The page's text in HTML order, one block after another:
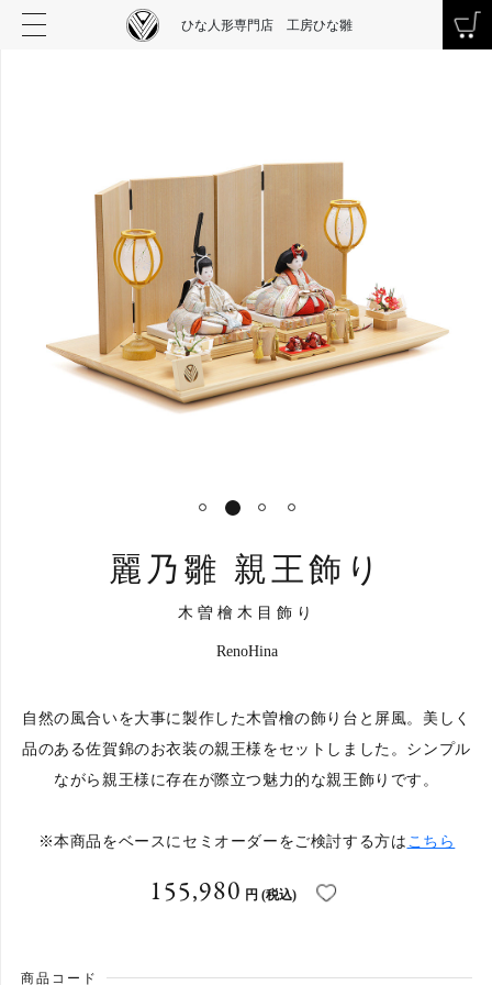
ひな人形専門店 工房ひな雛
1 3 4
麗乃雛 親王飾り
木曽檜木目飾り
RenoHina
自然の風合いを大事に製作した木曽檜の飾り台と屏風。美しく
品のある佐賀錦のお衣装の親王様をセットしました。シンプル
ながら親王様に存在が際立つ魅力的な親王飾りです。
※本商品をベースにセミオーダーをご検討する方は こちら
155,980 円 (税込)
商品コード
カートへ進む